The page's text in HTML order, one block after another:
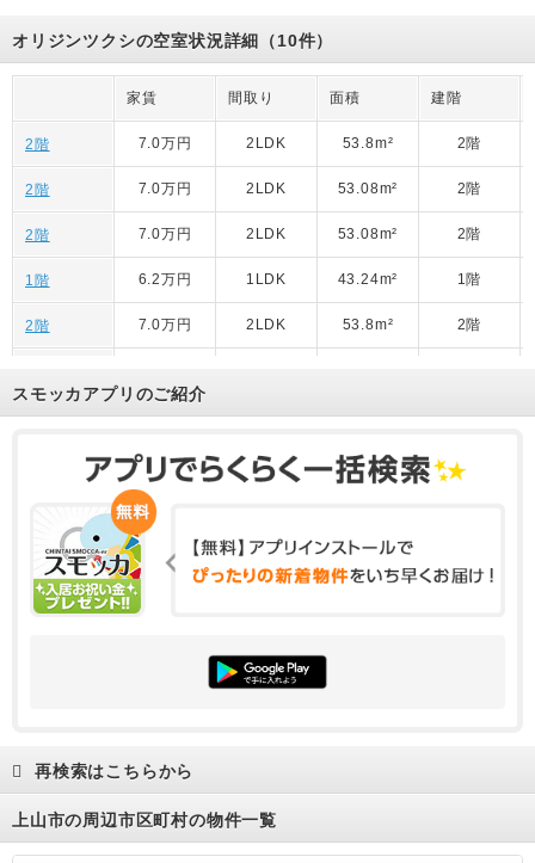
オリジンツクシの空室状況詳細（10件）
家賃 間取り 面積 建階
2階 7.0万円 2LDK 53.8m² 2階
2階 7.0万円 2LDK 53.08m² 2階
2階 7.0万円 2LDK 53.08m² 2階
1階 6.2万円 1LDK 43.24m² 1階
2階 7.0万円 2LDK 53.8m² 2階
2階 7.0万円 2LDK 53.8m² 2階
6.1万円 1LDK 43.24m² 1階
6.1万円
1階 6.1万円 1LDK 43.24m²
スモッカアプリのご紹介
再検索はこちらから
上山市の周辺市区町村の物件一覧